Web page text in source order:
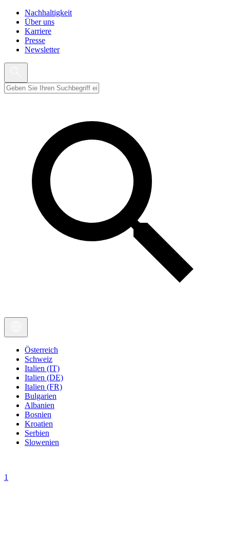
Nachhaltigkeit
Über uns
Karriere
Presse
Newsletter
Österreich
Schweiz
Italien (IT)
Italien (DE)
Italien (FR)
Bulgarien
Albanien
Bosnien
Kroatien
Serbien
Slowenien
1